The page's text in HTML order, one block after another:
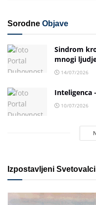
Sorodne Objave
Sindrom
mnogi
14/07/2026
Inteligenca
10/07/2026
Izpostavljeni Svetovalci